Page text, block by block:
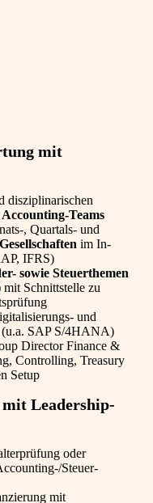
mit
disziplinarischen
Teams
, Quartals- und
im In-
IFRS)
sowie Steuerthemen
Schnittstelle zu
und
(u.a. SAP S/4HANA)
Director Finance &
Controlling, Treasury
Setup
Leadership-
oder
Steuer-
mit